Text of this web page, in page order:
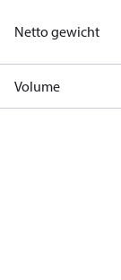
Netto gewicht
Volume